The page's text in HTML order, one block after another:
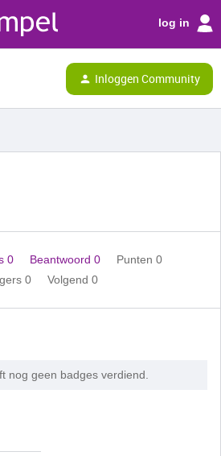
log in
Inloggen Community
0 Beantwoord 0
Punten 0
0 Volgend 0
nog geen badges verdiend.